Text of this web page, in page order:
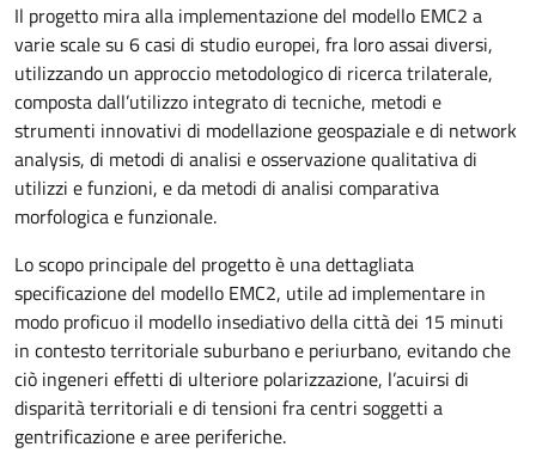
Il progetto mira alla implementazione del modello EMC2 a
varie scale su 6 casi di studio europei, fra loro assai diversi,
utilizzando un approccio metodologico di ricerca trilaterale,
composta dall’utilizzo integrato di tecniche, metodi e
strumenti innovativi di modellazione geospaziale e di network
analysis, di metodi di analisi e osservazione qualitativa di
utilizzi e funzioni, e da metodi di analisi comparativa
morfologica e funzionale.
Lo scopo principale del progetto è una dettagliata
specificazione del modello EMC2, utile ad implementare in
modo proficuo il modello insediativo della città dei 15 minuti
in contesto territoriale suburbano e periurbano, evitando che
ciò ingeneri effetti di ulteriore polarizzazione, l’acuirsi di
disparità territoriali e di tensioni fra centri soggetti a
gentrificazione e aree periferiche.